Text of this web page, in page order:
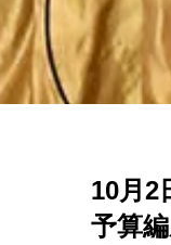
10月2
予算